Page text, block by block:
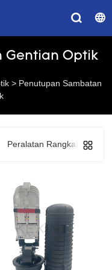
Gentian Optik
> Penutupan Sambatan
Peralatan Rangkaian